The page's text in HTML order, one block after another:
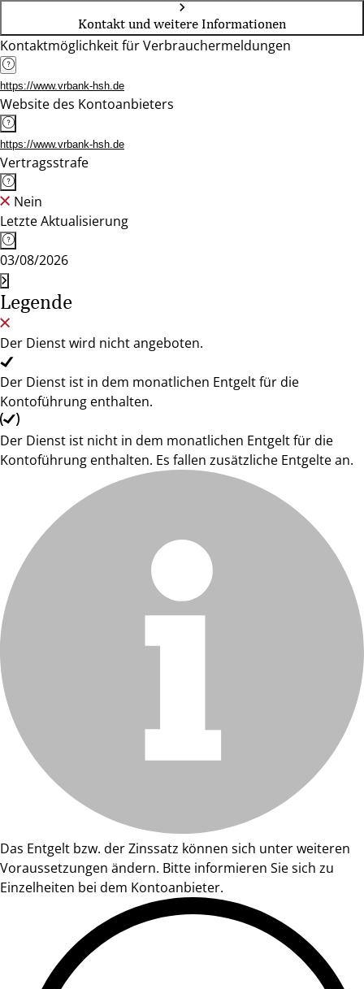
Kontakt und weitere Informationen
Kontaktmöglichkeit für Verbrauchermeldungen
https://www.vrbank-hsh.de
Website des Kontoanbieters
https://www.vrbank-hsh.de
Vertragsstrafe
Nein
Letzte Aktualisierung
03/08/2026
Legende
Der Dienst wird nicht angeboten.
Der Dienst ist in dem monatlichen Entgelt für die
Kontoführung enthalten.
Der Dienst ist nicht in dem monatlichen Entgelt für die
Kontoführung enthalten. Es fallen zusätzliche Entgelte an.
Das Entgelt bzw. der Zinssatz können sich unter weiteren
Voraussetzungen ändern. Bitte informieren Sie sich zu
Einzelheiten bei dem Kontoanbieter.